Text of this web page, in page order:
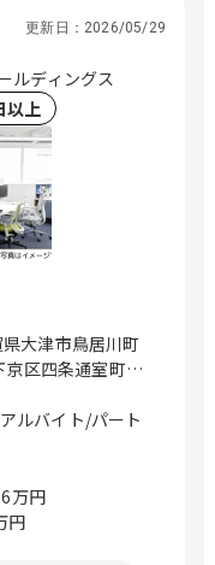
宮崎県宮崎市高千
児島市与次郎2丁
札幌、盛岡、勾当
水戸、宇都宮、前
、千葉みなと、船
、池袋、新宿、表
らい、海老名、辻
、松本、岐阜、静
草津、彦根、烏丸
もず、東岸和田、
倉敷、下祇園、櫛
、徳島、松山、高
原町兼城605-3 沖
/ 草津、道場南
、浦田、福山、防
田、小篭通、大野
世保、平和公園、
首里、てだこ浦西
更新日： 2026/05/29
ルディングス
以上
県大津市鳥居川町
区四条通室町東
西脇市下戸田
ルバイト/パート
万円
円